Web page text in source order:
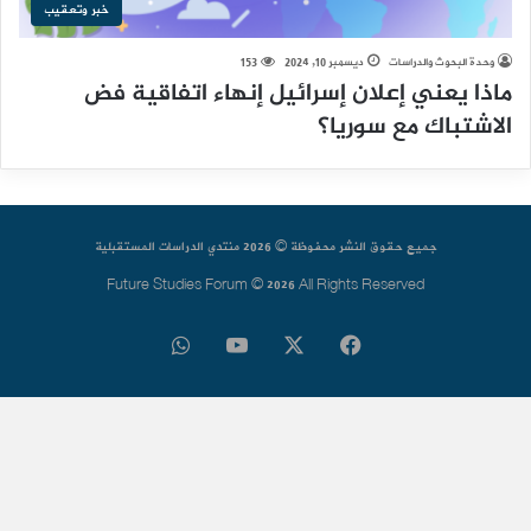
خبر وتعقيب
وحدة البحوث والدراسات ديسمبر 10, 2024 153
ماذا يعني إعلان إسرائيل إنهاء اتفاقية فض
الاشتباك مع سوريا؟
جميع حقوق النشر محفوظة © 2026 منتدي الدراسات المستقبلية
Future Studies Forum © 2026 All Rights Reserved
فيسبوك ‫YouTube